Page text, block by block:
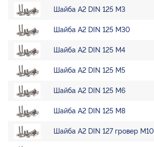
Шайба А2 DIN 125 М3
Шайба А2 DIN 125 М30
Шайба А2 DIN 125 М4
Шайба А2 DIN 125 М5
Шайба А2 DIN 125 М6
Шайба А2 DIN 125 М8
Шайба А2 DIN 127 гровер М10